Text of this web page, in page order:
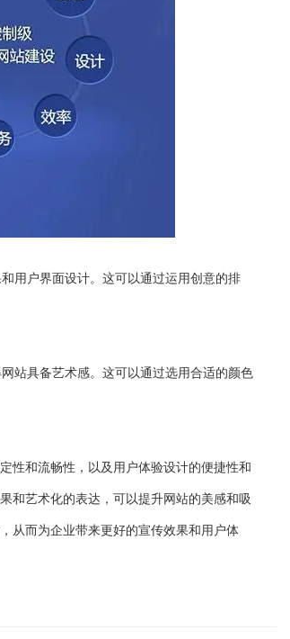
用户界面设计。这可以通过运用创意的排
站具备艺术感。这可以通过选用合适的颜色
性和流畅性，以及用户体验设计的便捷性和
和艺术化的表达，可以提升网站的美感和吸
从而为企业带来更好的宣传效果和用户体